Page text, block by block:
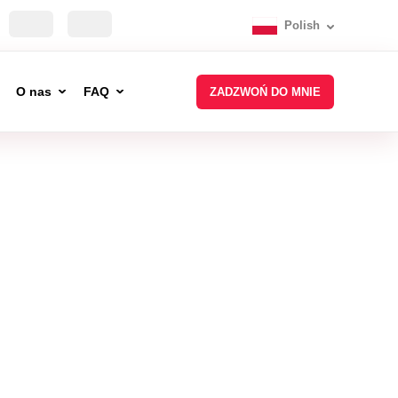
Polish
O nas FAQ ZADZWOŃ DO MNIE